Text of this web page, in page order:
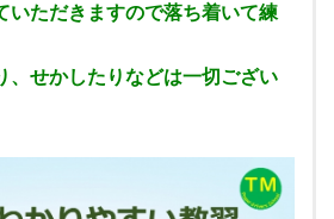
いただきますので落ち着いて練
、せかしたりなどは一切ござい